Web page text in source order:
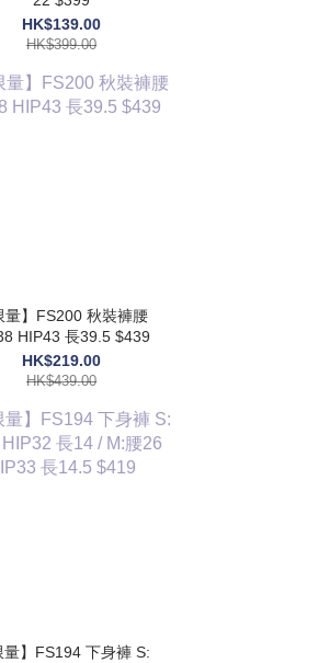
HK$139.00
HK$399.00
量】FS200 秋裝褲腰
HIP43 長39.5 $439
HK$219.00
HK$439.00
】FS194 下身褲 S: